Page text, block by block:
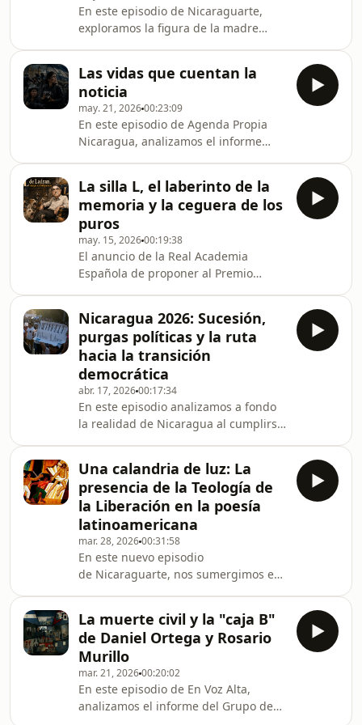
Coronel para el CETCAM, analizamos
cómo estas mujeres han
transformado el dolor del destierro en
una estrategia de lucha transn
En este episodio de Nicaraguarte,
exploramos la figura de la madre
A través de canciones, poemas,
novelas, memorias y artes visuales,
recorremos las múltiples formas en
que la cultura ha representado a las
madres: como cuidadoras,
combatientes, mujeres que
cuestionan su rol, cuerpos políticos y
voces de resistencia. Un viaje p
Las vidas que cuentan la
noticia
may. 21, 202600:23:09
En este episodio de Agenda Propia
Nicaragua, analizamos el informe
décadas de represión contra la
prensa independiente en Nicaragua.
Desde el retorno de Daniel Ortega al
poder en 2006, se identifican cuatro
fases de desmantelamiento que han
llevado al país al puesto 172 de 180
en la clasificación mundial de libertad
de prensa. Abord
La silla L, el laberinto de la
memoria y la ceguera de los
puros
may. 15, 202600:19:38
El anuncio de la Real Academia
Española de proponer al Premio
ocupar la silla L —vacante tras la
muerte de Mario Vargas Llosa— ha
desatado una tormenta política en el
exilio. Una campaña impulsada por la
agrupación &quot;Iniciativa
Ciudadana Víctimas del
Sandinismo&quot; exige el veto del
escritor, argumentando que su
pasado como vi
Nicaragua 2026: Sucesión,
purgas políticas y la ruta
hacia la transición
democrática
abr. 17, 202600:17:34
En este episodio analizamos a fondo
la realidad de Nicaragua al cumplirse
un antes y un después en su historia
reciente. Analizamos y exploramos
cómo el régimen ha pasado de
desmantelar la institucionalidad a
intentar consolidar una dictadura
dinástica totalitaria a través de una
sucesión de poder de Daniel Ortega
hacia Rosario
Una calandria de luz: La
presencia de la Teología de
la Liberación en la poesía
latinoamericana
mar. 28, 202600:31:58
En este nuevo episodio
de Nicaraguarte, nos sumergimos en
literaria y espiritual. Conversamos
con Ángel Esteban, profesor de
literatura hispanoamericana de la
Universidad de Granada, para
desentrañar los secretos de su más
reciente libro: Una calandria de luz.
La muerte civil y la "caja B"
de Daniel Ortega y Rosario
Murillo
mar. 21, 202600:20:02
En este episodio de En Voz Alta,
analizamos el informe del Grupo de